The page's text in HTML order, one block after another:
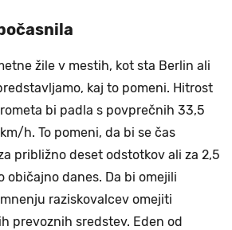
žile v mestih, kot sta Berlin ali
kaj to pomeni. Hitrost
bi padla s povprečnih 33,5
h. To pomeni, da bi se čas
približno deset odstotkov ali za 2,5
običajno danes. Da bi omejili
raziskovalcev omejiti
prevoznih sredstev. Eden od